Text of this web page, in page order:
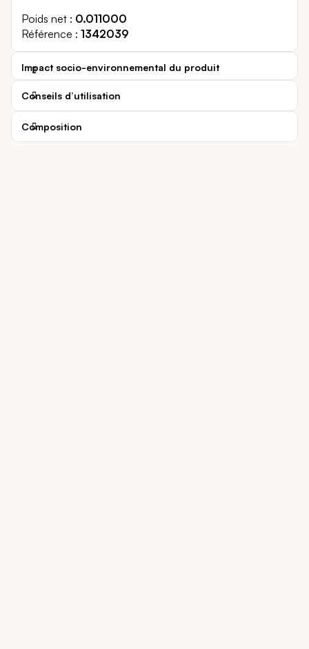
Poids net
0.011000
Référence
1342039
Impact socio-environnemental du produit
Conseils d’utilisation
Composition